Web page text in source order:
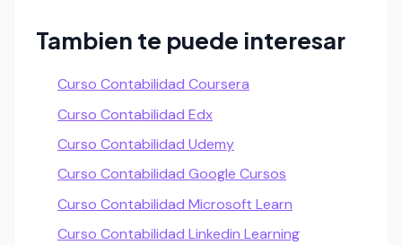
Tambien te puede interesar
Curso Contabilidad Coursera
Curso Contabilidad Edx
Curso Contabilidad Udemy
Curso Contabilidad Google Cursos
Curso Contabilidad Microsoft Learn
Curso Contabilidad Linkedin Learning